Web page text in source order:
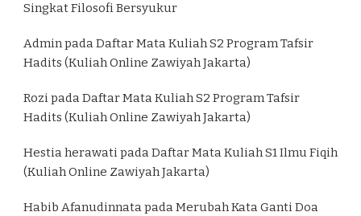
Singkat Filosofi Bersyukur
AdminpadaDaftar Mata Kuliah S2 Program Tafsir
Hadits (Kuliah Online Zawiyah Jakarta)
RozipadaDaftar Mata Kuliah S2 Program Tafsir
Hadits (Kuliah Online Zawiyah Jakarta)
Hestia herawatipadaDaftar Mata Kuliah S1 Ilmu Fiqih
(Kuliah Online Zawiyah Jakarta)
Habib AfanudinnatapadaMerubah Kata Ganti Doa